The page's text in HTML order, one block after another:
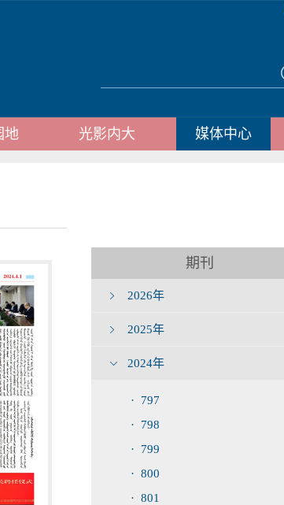
地 光影内大 媒体中心
期刊
2026年
2025年
2024年
· 797
· 798
· 799
· 800
· 801